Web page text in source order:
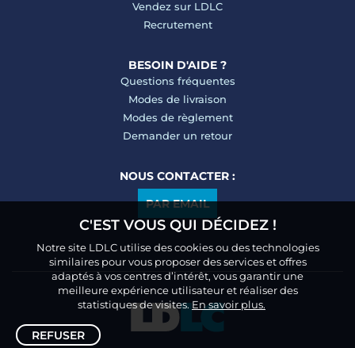
Vendez sur LDLC
Recrutement
BESOIN D'AIDE ?
Questions fréquentes
Modes de livraison
Modes de règlement
Demander un retour
NOUS CONTACTER :
PAR EMAIL
C'EST VOUS QUI DÉCIDEZ !
Notre site LDLC utilise des cookies ou des technologies
similaires pour vous proposer des services et offres
adaptés à vos centres d’intérêt, vous garantir une
meilleure expérience utilisateur et réaliser des
statistiques de visites.En savoir plus.
REFUSER